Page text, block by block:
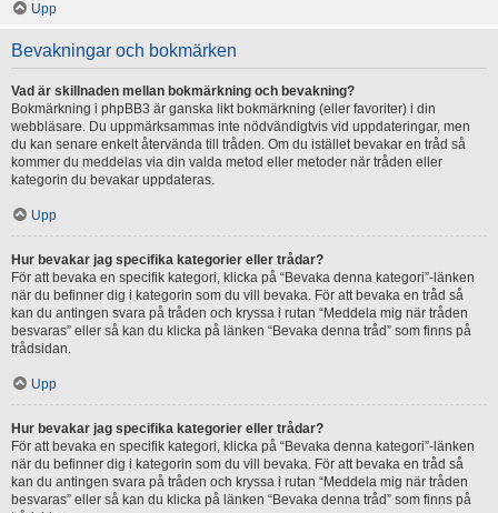
Upp
Bevakningar och bokmärken
Vad är skillnaden mellan bokmärkning och bevakning?
Bokmärkning i phpBB3 är ganska likt bokmärkning (eller favoriter) i din
webbläsare. Du uppmärksammas inte nödvändigtvis vid uppdateringar, men
du kan senare enkelt återvända till tråden. Om du istället bevakar en tråd så
kommer du meddelas via din valda metod eller metoder när tråden eller
kategorin du bevakar uppdateras.
Upp
Hur bevakar jag specifika kategorier eller trådar?
För att bevaka en specifik kategori, klicka på “Bevaka denna kategori”-länken
när du befinner dig i kategorin som du vill bevaka. För att bevaka en tråd så
kan du antingen svara på tråden och kryssa i rutan “Meddela mig när tråden
besvaras” eller så kan du klicka på länken “Bevaka denna tråd” som finns på
trådsidan.
Upp
Hur bevakar jag specifika kategorier eller trådar?
För att bevaka en specifik kategori, klicka på “Bevaka denna kategori”-länken
när du befinner dig i kategorin som du vill bevaka. För att bevaka en tråd så
kan du antingen svara på tråden och kryssa i rutan “Meddela mig när tråden
besvaras” eller så kan du klicka på länken “Bevaka denna tråd” som finns på